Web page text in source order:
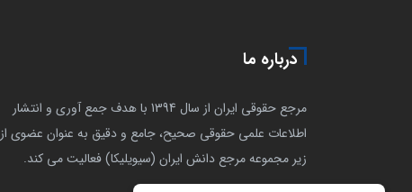
درباره ما
مرجع حقوقی ایران از سال 1394 با هدف جمع آوری و انتشار
اطلاعات علمی حقوقی صحیح، جامع و دقیق به عنوان عضوی از
زیر مجموعه مرجع دانش ایران (سیویلیکا) فعالیت می کند.